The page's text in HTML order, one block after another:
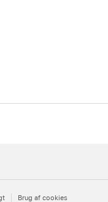
Brug af cookies